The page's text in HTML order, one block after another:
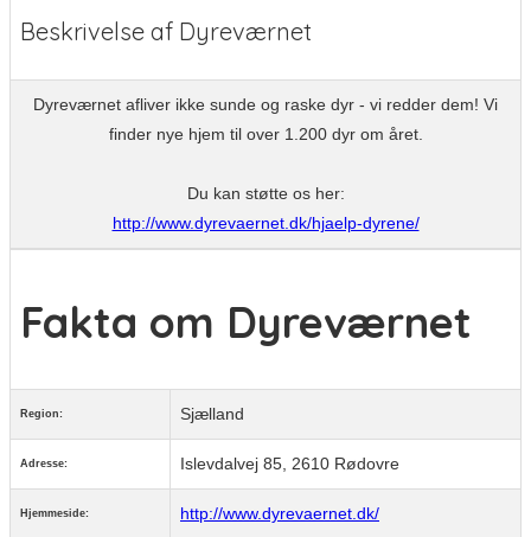
Beskrivelse af Dyreværnet
Dyreværnet afliver ikke sunde og raske dyr - vi redder dem! Vi
finder nye hjem til over 1.200 dyr om året.
Du kan støtte os her:
http://www.dyrevaernet.dk/hjaelp-dyrene/
Fakta om Dyreværnet
Region: Sjælland
Adresse: Islevdalvej 85, 2610 Rødovre
Hjemmeside: http://www.dyrevaernet.dk/